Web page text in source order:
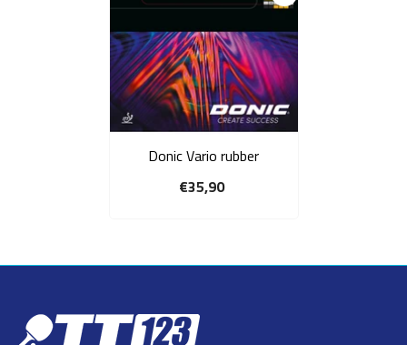
Donic Vario rubber
€35,90